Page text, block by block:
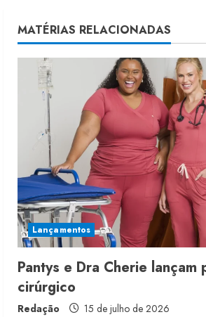
n
u
a
d
i
n
g
MATÉRIAS RELACIONADAS
Lançamentos
Pantys e Dra Cherie lançam
cirúrgico
Redação 15 de julho de 2026